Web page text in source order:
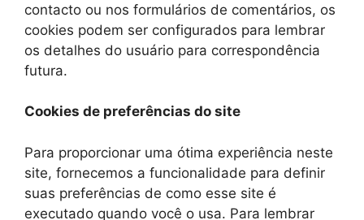
contacto ou nos formulários de comentários, os
cookies podem ser configurados para lembrar
os detalhes do usuário para correspondência
futura.
Cookies de preferências do site
Para proporcionar uma ótima experiência neste
site, fornecemos a funcionalidade para definir
suas preferências de como esse site é
executado quando você o usa. Para lembrar